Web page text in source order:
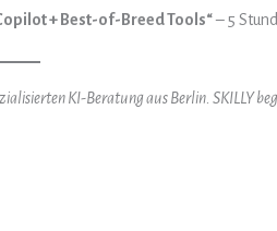
+ Best-of-Breed Tools“– 5
KI-Beratung aus Berlin. SKILLY